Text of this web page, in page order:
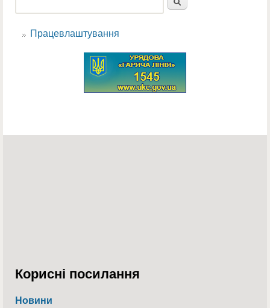
Пошукова форма
Працевлаштування
Корисні посилання
Новини